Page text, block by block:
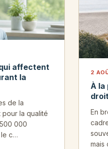
affectent
la
de la
la qualité
000
le c…
2
À la
En
mais